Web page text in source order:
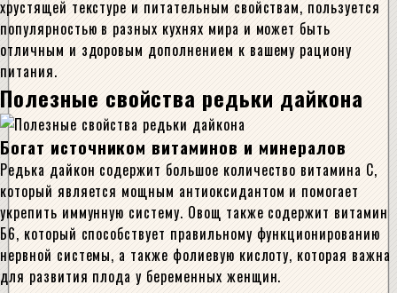
хрустящей текстуре и питательным свойствам, пользуется
популярностью в разных кухнях мира и может быть
отличным и здоровым дополнением к вашему рациону
питания.
Полезные свойства редьки дайкона
Богат источником витаминов и минералов
Редька дайкон содержит большое количество витамина C,
который является мощным антиоксидантом и помогает
укрепить иммунную систему. Овощ также содержит витамин
Б6, который способствует правильному функционированию
нервной системы, а также фолиевую кислоту, которая важна
для развития плода у беременных женщин.